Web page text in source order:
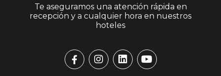
Te aseguramos una atención rápida en
recepción y a cualquier hora en nuestros
hoteles